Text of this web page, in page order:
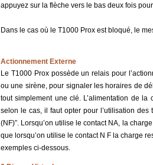
appuyez sur la flèche vers le bas deux fois
Dans le cas où le T1000 Prox est bloqué, le
Actionnement Externe
Le T1000 Prox possède un relais pour
ou une sirène, pour signaler les horaires de
tout simplement une clé. L’alimentation de
selon le cas, il faut opter pour l’utilisation des
(NF)”. Lorsqu’on utilise le contact NA, la
que lorsqu’on utilise le contact N F la charge
exemples ci-dessous.